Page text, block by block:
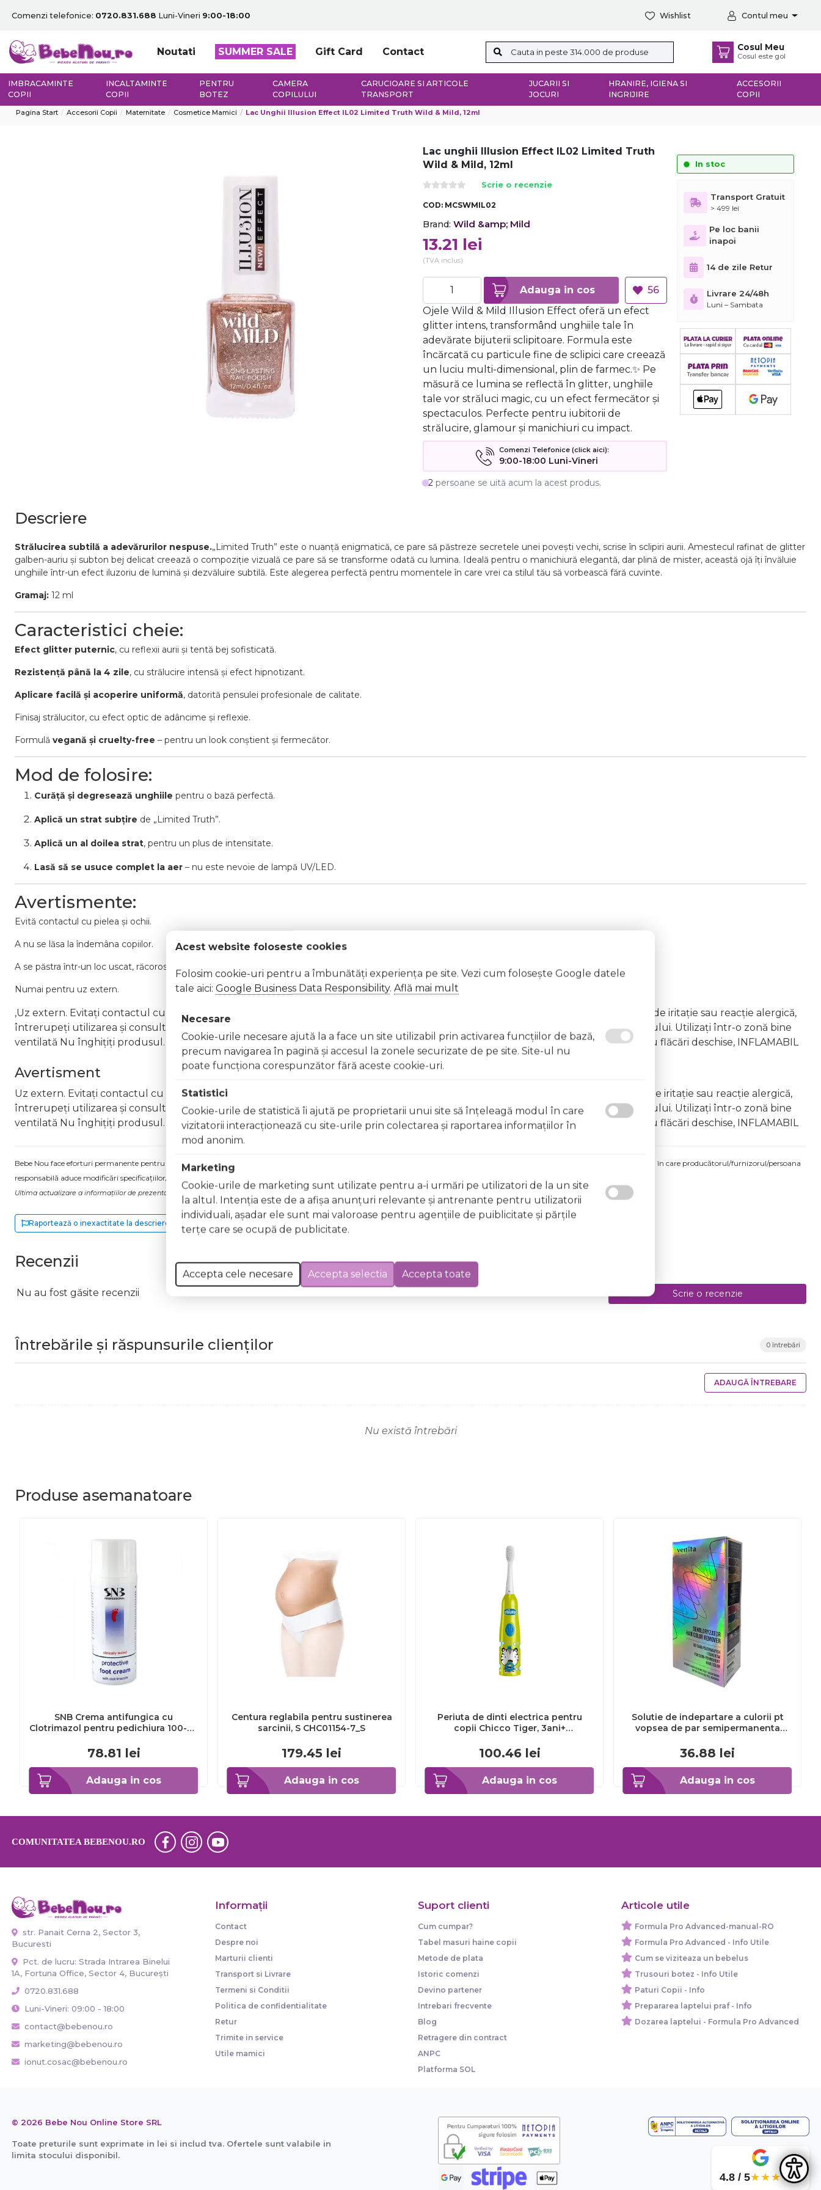
Comenzi telefonice: 0720.831.688 Luni-Vineri 9:00-18:00 Wishlist Contul meu
Noutati SUMMER SALE Gift Card Contact Cosul Meu
Cosul este gol
IMBRACAMINTE
COPII
INCALTAMINTE
COPII
PENTRU
BOTEZ
CAMERA
COPILULUI
CARUCIOARE SI ARTICOLE
TRANSPORT
JUCARII SI
JOCURI
HRANIRE, IGIENA SI
INGRIJIRE
ACCESORII
COPII
Pagina Start Accesorii Copii Maternitate Cosmetice Mamici Lac Unghii Illusion Effect IL02 Limited Truth Wild & Mild, 12ml
Lac unghii Illusion Effect IL02 Limited Truth
Wild & Mild, 12ml
Scrie o recenzie
COD: MCSWMIL02
Brand: Wild &amp; Mild
13.21 lei
(TVA inclus)
Adauga in cos
56
Ojele Wild & Mild Illusion Effect oferă un efect
glitter intens, transformând unghiile tale în
adevărate bijuterii sclipitoare. Formula este
încărcată cu particule fine de sclipici care creează
un luciu multi-dimensional, plin de farmec.✨ Pe
măsură ce lumina se reflectă în glitter, unghiile
tale vor străluci magic, cu un efect fermecător și
spectaculos. Perfecte pentru iubitorii de
strălucire, glamour și manichiuri cu impact.
Comenzi Telefonice (click aici):
9:00-18:00 Luni-Vineri
2 persoane se uită acum la acest produs.
In stoc
Transport Gratuit
> 499 lei
Pe loc banii
inapoi
14 de zile Retur
Livrare 24/48h
Luni – Sambata
Descriere
Strălucirea subtilă a adevărurilor nespuse.„Limited Truth” este o nuanță enigmatică, ce pare să păstreze secretele unei povești vechi, scrise în sclipiri aurii. Amestecul rafinat de glitter
galben-auriu și subton bej delicat creează o compoziție vizuală ce pare să se transforme odată cu lumina. Ideală pentru o manichiură elegantă, dar plină de mister, această ojă îți învăluie
unghiile într-un efect iluzoriu de lumină și dezvăluire subtilă. Este alegerea perfectă pentru momentele în care vrei ca stilul tău să vorbească fără cuvinte.
Gramaj: 12 ml
Caracteristici cheie:
Efect glitter puternic, cu reflexii aurii și tentă bej sofisticată.
Rezistență până la 4 zile, cu strălucire intensă și efect hipnotizant.
Aplicare facilă și acoperire uniformă, datorită pensulei profesionale de calitate.
Finisaj strălucitor, cu efect optic de adâncime și reflexie.
Formulă vegană și cruelty-free – pentru un look conștient și fermecător.
Mod de folosire:
Curăță și degresează unghiile pentru o bază perfectă.
Aplică un strat subțire de „Limited Truth”.
Aplică un al doilea strat, pentru un plus de intensitate.
Lasă să se usuce complet la aer – nu este nevoie de lampă UV/LED.
Avertismente:
Evită contactul cu pielea și ochii.
A nu se lăsa la îndemâna copiilor.
A se păstra într-un loc uscat, răcoros, ferit de lumina directă a soarelui.
Numai pentru uz extern.
,Uz extern. Evitați contactul cu ochii. În caz de contact, clătiți imediat cu apă din abundență A nu se lăsa la îndemâna copiilor În caz de iritație sau reacție alergică,
întrerupeți utilizarea și consultați un specialist Nu aplicați lacul pe unghii deteriorate sau fragile Evitați inhalarea vapourilor produsului. Utilizați într-o zonă bine
ventilată Nu înghițiți produsul. În caz de ingerare accidentală, consultați imediat un medic Evitați expunerea la surse de căldură sau flăcări deschise, INFLAMABIL
Avertisment
Uz extern. Evitați contactul cu ochii. În caz de contact, clătiți imediat cu apă din abundențăA nu se lăsa la îndemâna copiilor În caz de iritație sau reacție alergică,
întrerupeți utilizarea și consultați un specialist Nu aplicați lacul pe unghii deteriorate sau fragile Evitați inhalarea vapourilor produsului. Utilizați într-o zonă bine
ventilată Nu înghițiți produsul. În caz de ingerare accidentală, consultați imediat un medic Evitați expunerea la surse de căldură sau flăcări deschise, INFLAMABIL
Bebe Nou face eforturi permanente pentru a păstra informațiile actualizate. Excepții pentru care informațiile prezentate pot fi diferite față de cele ale produsului comandat pot fi acelea în care producătorul/furnizorul/persoana
responsabilă aduce modificări specificațiilor/etichetei acestuia, fără a ne informa în prealabil. În cazul apariției unor diferențe, prevalează informația de pe etichetele produsului fizic.
Ultima actualizare a informațiilor de prezentare pentru Lac unghii Illusion Effect IL02 Limited Truth Wild & Mild, 12ml a fost efectuată la data de 07.08.2026
Raportează o inexactitate la descriere
Recenzii
Nu au fost găsite recenzii Scrie o recenzie
Întrebările și răspunsurile clienților 0 întrebări
ADAUGĂ ÎNTREBARE
Nu există întrebări
Produse asemanatoare
Adauga in cos
SNB Crema antifungica cu
Clotrimazol pentru pedichiura 100-ml
78.81 lei
Adauga in cos
Centura reglabila pentru sustinerea
sarcinii, S CHC01154-7_S
179.45 lei
Adauga in cos
Periuta de dinti electrica pentru
copii Chicco Tiger, 3ani+
100.46 lei
Adauga in cos
Solutie de indepartare a culorii pt
vopsea de par semipermanenta
ml
36.88 lei
COMUNITATEA BEBENOU.RO
str. Panait Cerna 2, Sector 3,
Bucuresti
Pct. de lucru: Strada Intrarea Binelui
1A, Fortuna Office, Sector 4, București
0720.831.688
Luni-Vineri: 09:00 - 18:00
contact@bebenou.ro
marketing@bebenou.ro
ionut.cosac@bebenou.ro
Informaţii
Contact
Despre noi
Marturii clienti
Transport si Livrare
Termeni si Conditii
Politica de confidentialitate
Retur
Trimite in service
Utile mamici
Suport clienti
Cum cumpar?
Tabel masuri haine copii
Metode de plata
Istoric comenzi
Devino partener
Intrebari frecvente
Blog
Retragere din contract
ANPC
Platforma SOL
Articole utile
Formula Pro Advanced-manual-RO
Formula Pro Advanced - Info Utile
Cum se viziteaza un bebelus
Trusouri botez - Info Utile
Paturi Copii - Info
Prepararea laptelui praf - Info
Dozarea laptelui - Formula Pro Advanced
© 2026 Bebe Nou Online Store SRL
Toate preturile sunt exprimate in lei si includ tva. Ofertele sunt valabile in
limita stocului disponibil.
4.8 / 5★★★★★
Acest website foloseste cookies
Folosim cookie-uri pentru a îmbunătăți experiența pe site. Vezi cum folosește Google datele
tale aici: Google Business Data Responsibility. Află mai mult
Necesare
Cookie-urile necesare ajută la a face un site utilizabil prin activarea funcţiilor de bază,
precum navigarea în pagină şi accesul la zonele securizate de pe site. Site-ul nu
poate funcţiona corespunzător fără aceste cookie-uri.
Statistici
Cookie-urile de statistică îi ajută pe proprietarii unui site să înţeleagă modul în care
vizitatorii interacţionează cu site-urile prin colectarea şi raportarea informaţiilor în
mod anonim.
Marketing
Cookie-urile de marketing sunt utilizate pentru a-i urmări pe utilizatori de la un site
la altul. Intenţia este de a afişa anunţuri relevante şi antrenante pentru utilizatorii
individuali, aşadar ele sunt mai valoroase pentru agenţiile de puiblicitate şi părţile
terţe care se ocupă de publicitate.
Accepta cele necesare Accepta selectia Accepta toate